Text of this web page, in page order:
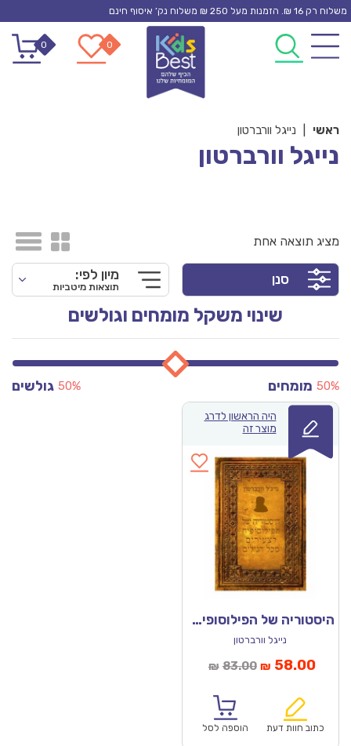
Skip
content
משלוח רק 16 ₪. הזמנות מעל 250 ₪ משלוח נק’ איסוף חינם
0
0
ראשי נייגל וורברטון
נייגל וורברטון
מציג תוצאה אחת
סנן מיון לפי:
תוצאות מיטביות
שינוי משקל מומחים וגולשים
מומחים 50% גולשים 50%
היה הראשון לדרג
מוצר זה
היסטוריה של הפילוסופיה לצעירים מכל הגילים
נייגל וורברטון
₪ 83.00המחיר
₪83.00.
₪ 58.00
כתוב חוות דעת הוספה לסל